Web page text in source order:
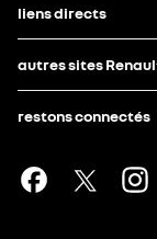
liens directs
autres sites
restons connectés